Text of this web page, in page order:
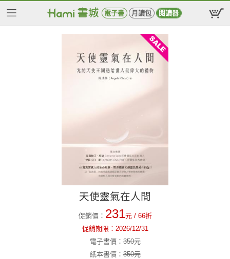
電子書 月讀包 閱讀器
天使靈氣在人間
促銷價： 231元 / 66折
促銷期限： 2026/12/31
電子書價：350元
紙本書價：350元